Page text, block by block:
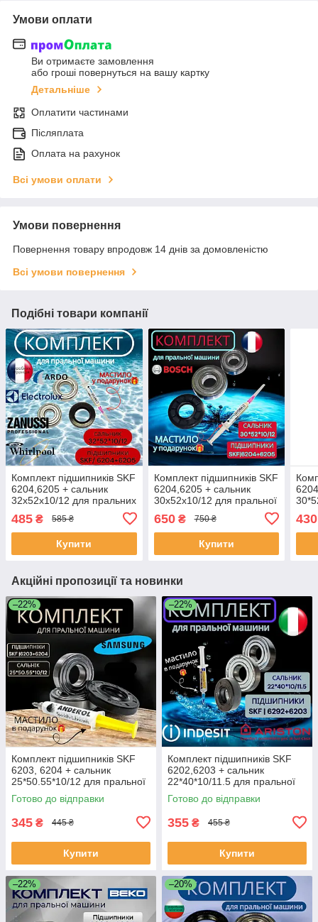
Умови оплати
Ви отримаєте замовлення
або гроші повернуться на вашу картку
Детальніше
Оплатити частинами
Післяплата
Оплата на рахунок
Всі умови оплати
Умови повернення
Повернення товару впродовж 14 днів за домовленістю
Всі умови повернення
Подібні товари компанії
Комплект підшипників SKF
6204,6205 + сальник
32x52x10/12 для пральних
машин Zanussi, Electrolux,
Ardo, Whirlpoo
485 ₴ 585 ₴
Купити
Комплект підшипників SKF
6204,6205 + сальник
30x52x10/12 для пральної
650₴ 750 ₴
Купити
430
Акційні пропозиції та новинки
–22%
Комплект підшипників SKF
6203, 6204 + сальник
25*50.55*10/12 для пральної
машини Samsung
Готово до відправки
345 ₴ 445 ₴
Купити
–22%
Комплект підшипників SKF
6202,6203 + сальник
22*40*10/11.5 для пральної
машини Indesit/Ariston
Готово до відправки
355 ₴ 455 ₴
Купити
–22% –20%